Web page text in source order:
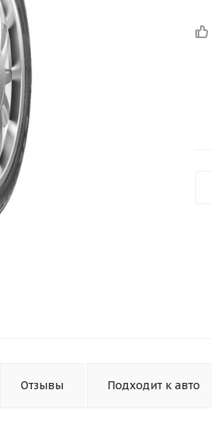
Отзывы Подходит к авто